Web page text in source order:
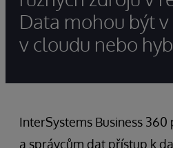
Data mohou být
v cloudu nebo
InterSystems Business
a správcům dat přístup k